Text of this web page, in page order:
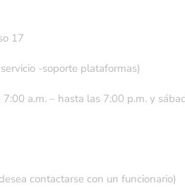
17
-soporte plataformas)
a.m. – hasta las 7:00 p.m. y
contactarse con un funcionario)